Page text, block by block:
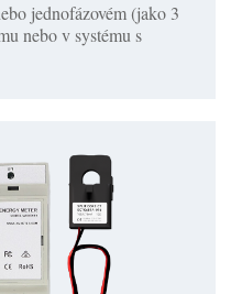
jednofázovém (jako 3
nebo v systému s